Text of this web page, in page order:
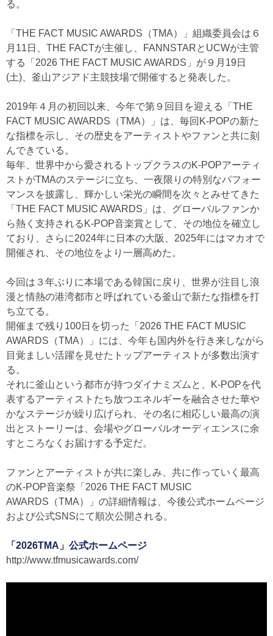
る。
「THE FACT MUSIC AWARDS（TMA）」組織委員会は６
月11日、THE FACTが主催し、FANNSTARとUCWが主管
する「2026 THE FACT MUSIC AWARDS」が９月19日
(土)、釜山アジアド主競技場で開催すると発表した。
2019年４月の初回以来、今年で第９回目を迎える「THE
FACT MUSIC AWARDS（TMA）」は、毎回K-POPの新た
な指標を示し、その歴史をアーティストやファンと共に刻
んできている。
毎年、世界中から愛されるトップクラスのK-POPアーティ
ストがTMAのステージに立ち、一夜限りの特別なパフォー
マンスを披露し、輝かしい栄光の瞬間を次々とみせてきた
「THE FACT MUSIC AWARDS」は、グローバルファンか
ら熱く支持されるK-POP音楽賞として、その地位を確立し
ており、さらに2024年に日本の大阪、2025年にはマカオで
開催され、その地位をより一層高めた。
今回は３年ぶりに本場である韓国に戻り、世界が注目し浪
漫と情熱の港湾都市と呼ばれている釜山で新たな指標を打
ち立てる。
開催まで残り100日を切った「2026 THE FACT MUSIC
AWARDS（TMA）」には、今年も国内外を行き来しながら
目覚ましい活躍を見せたトップアーティストが多数出演す
る。
それに釜山という都市が持つダイナミズムと、K-POPを代
表するアーティストたち放つエネルギーを融合させた華や
かなステージが繰り広げられ、その名に相応しい最高の演
出とストーリーは、会場やグローバルオーディエンスに余
すところなくお届けする予定だ。
ファンとアーティストが共に楽しみ、共に作っていく最高
のK-POP音楽祭「2026 THE FACT MUSIC
AWARDS（TMA）」の詳細情報は、今後公式ホームページ
および公式SNSにて順次公開される。
「2026TMA」公式ホームページ
http://www.tfmusicawards.com/